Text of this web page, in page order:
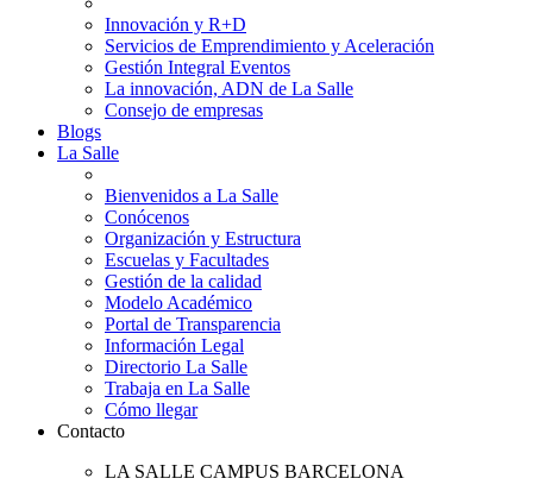
Innovación y R+D
Servicios de Emprendimiento y Aceleración
Gestión Integral Eventos
La innovación, ADN de La Salle
Consejo de empresas
Blogs
La Salle
Bienvenidos a La Salle
Conócenos
Organización y Estructura
Escuelas y Facultades
Gestión de la calidad
Modelo Académico
Portal de Transparencia
Información Legal
Directorio La Salle
Trabaja en La Salle
Cómo llegar
Contacto
LA SALLE CAMPUS BARCELONA